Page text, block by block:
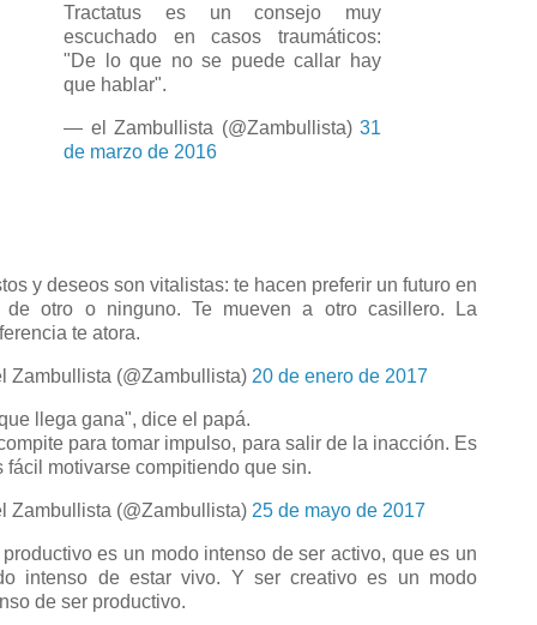
Tractatus es un consejo muy
escuchado en casos traumáticos:
"De lo que no se puede callar hay
que hablar".
— el Zambullista (@Zambullista) 31
de marzo de 2016
y deseos son vitalistas: te hacen preferir un futuro en
de otro o ninguno. Te mueven a otro casillero. La
te atora.
Zambullista (@Zambullista) 20 de enero de 2017
llega gana", dice el papá.
para tomar impulso, para salir de la inacción. Es
fácil motivarse compitiendo que sin.
Zambullista (@Zambullista) 25 de mayo de 2017
es un modo intenso de ser activo, que es un
intenso de estar vivo. Y ser creativo es un modo
de ser productivo.